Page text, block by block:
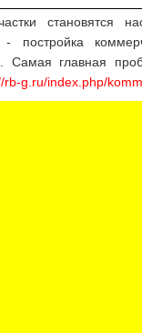
становятся
постройка
Самая главная
rb-g.ru/index.php/